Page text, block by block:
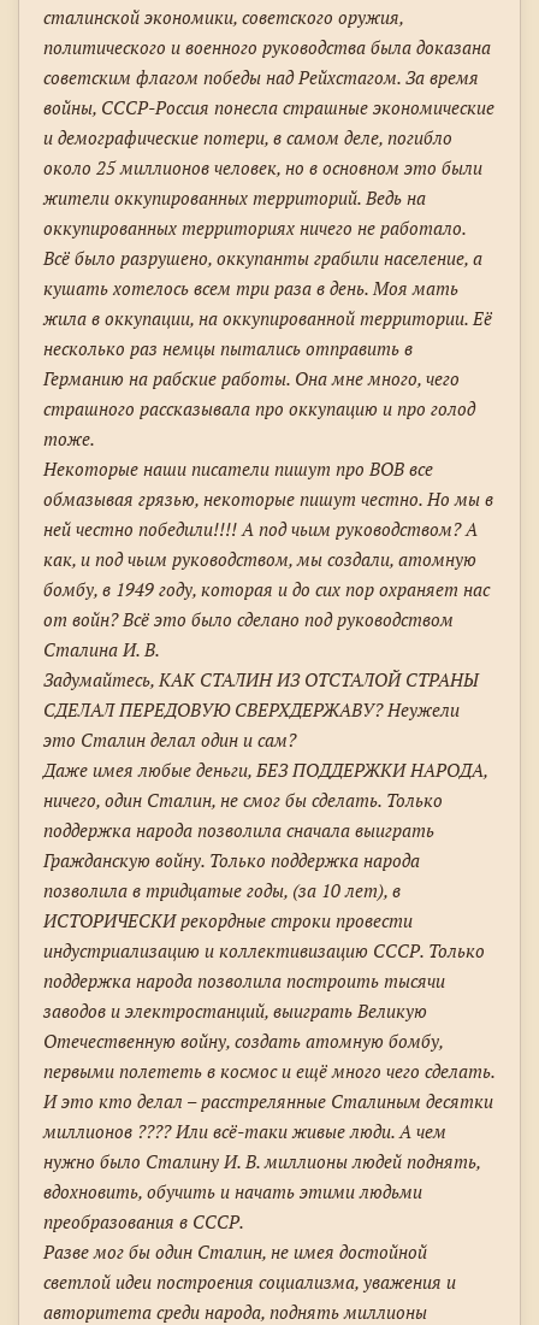
сталинской экономики, советского оружия,
политического и военного руководства была доказана
советским флагом победы над Рейхстагом. За время
войны, СССР-Россия понесла страшные экономические
и демографические потери, в самом деле, погибло
около 25 миллионов человек, но в основном это были
жители оккупированных территорий. Ведь на
оккупированных территориях ничего не работало.
Всё было разрушено, оккупанты грабили население, а
кушать хотелось всем три раза в день. Моя мать
жила в оккупации, на оккупированной территории. Её
несколько раз немцы пытались отправить в
Германию на рабские работы. Она мне много, чего
страшного рассказывала про оккупацию и про голод
тоже.
Некоторые наши писатели пишут про ВОВ все
обмазывая грязью, некоторые пишут честно. Но мы в
ней честно победили!!!! А под чьим руководством? А
как, и под чьим руководством, мы создали, атомную
бомбу, в 1949 году, которая и до сих пор охраняет нас
от войн? Всё это было сделано под руководством
Сталина И. В.
Задумайтесь, КАК СТАЛИН ИЗ ОТСТАЛОЙ СТРАНЫ
СДЕЛАЛ ПЕРЕДОВУЮ СВЕРХДЕРЖАВУ? Неужели
это Сталин делал один и сам?
Даже имея любые деньги, БЕЗ ПОДДЕРЖКИ НАРОДА,
ничего, один Сталин, не смог бы сделать. Только
поддержка народа позволила сначала выиграть
Гражданскую войну. Только поддержка народа
позволила в тридцатые годы, (за 10 лет), в
ИСТОРИЧЕСКИ рекордные строки провести
индустриализацию и коллективизацию СССР. Только
поддержка народа позволила построить тысячи
заводов и электростанций, выиграть Великую
Отечественную войну, создать атомную бомбу,
первыми полететь в космос и ещё много чего сделать.
И это кто делал – расстрелянные Сталиным десятки
миллионов ???? Или всё-таки живые люди. А чем
нужно было Сталину И. В. миллионы людей поднять,
вдохновить, обучить и начать этими людьми
преобразования в СССР.
Разве мог бы один Сталин, не имея достойной
светлой идеи построения социализма, уважения и
авторитета среди народа, поднять миллионы